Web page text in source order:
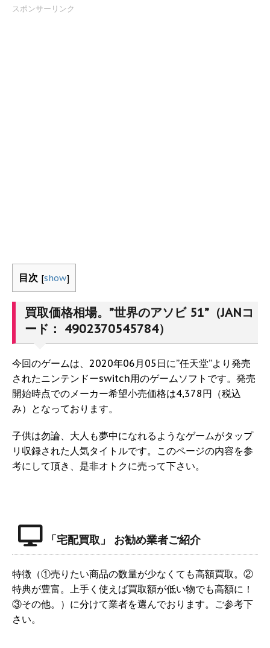
スポンサーリンク
目次 [show]
買取価格相場。”世界のアソビ 51”（JANコ
ード： 4902370545784）
今回のゲームは、2020年06月05日に”任天堂”より発売
されたニンテンドーswitch用のゲームソフトです。発売
開始時点でのメーカー希望小売価格は4,378円（税込
み）となっております。
子供は勿論、大人も夢中になれるようなゲームがタップ
リ収録された人気タイトルです。このページの内容を参
考にして頂き、是非オトクに売って下さい。
「宅配買取」 お勧め業者ご紹介
特徴（①売りたい商品の数量が少なくても高額買取。②
特典が豊富。上手く使えば買取額が低い物でも高額に！
③その他。）に分けて業者を選んでおります。ご参考下
さい。